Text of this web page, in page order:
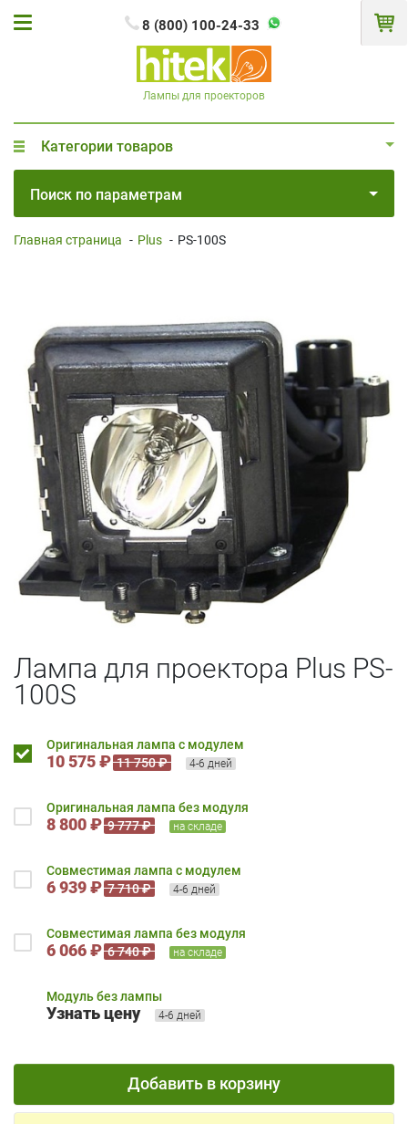
8 (800) 100-24-33
Лампы для проекторов
Категории товаров
Поиск по параметрам
Главная страница - Plus - PS-100S
Лампа для проектора Plus PS-
100S
Оригинальная лампа с модулем
10 575 ₽ 11 750 ₽ 4-6 дней
Оригинальная лампа без модуля
8 800 ₽ 9 777 ₽ на складе
Совместимая лампа с модулем
6 939 ₽ 7 710 ₽ 4-6 дней
Совместимая лампа без модуля
6 066 ₽ 6 740 ₽ на складе
Модуль без лампы
Узнать цену 4-6 дней
Добавить в корзину